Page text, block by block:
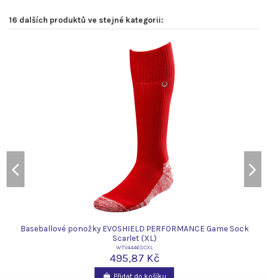
16 dalších produktů ve stejné kategorii:
Baseballové ponožky EVOSHIELD PERFORMANCE Game Sock
Scarlet (XL)
WTV4446SCXL
495,87 Kč
Přidat do košíku